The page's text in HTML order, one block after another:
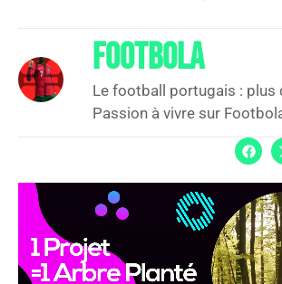
FOOTBOLA
Le football portugais : plus
Passion à vivre sur